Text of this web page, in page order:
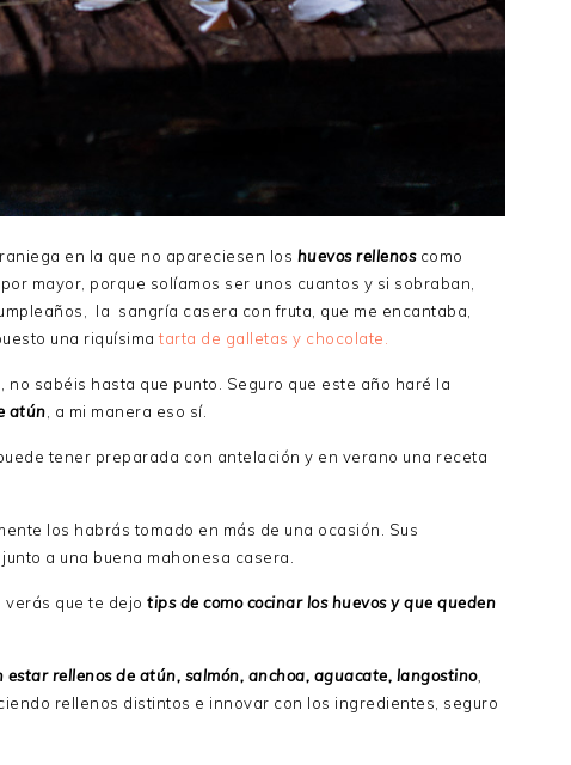
en la que no apareciesen los huevos rellenos como
mayor, porque solíamos ser unos cuantos y si sobraban,
la sangría casera con fruta, que me encantaba,
una riquísimatarta de galletas y chocolate.
no sabéis hasta que punto. Seguro que este año haré la
atún , a mi manera eso sí.
tener preparada con antelación y en verano una receta
los habrás tomado en más de una ocasión. Sus
a una buena mahonesa casera.
que te dejo tips de como cocinar los huevos y que queden
estar rellenos de atún, salmón, anchoa, aguacate, langostino,
rellenos distintos e innovar con los ingredientes, seguro